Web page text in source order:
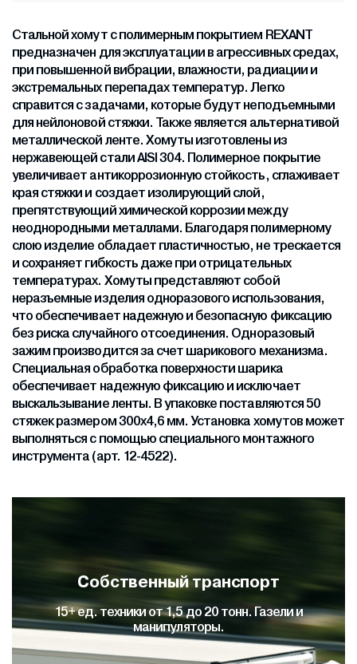
Стальной хомут с полимерным покрытием REXANT
предназначен для эксплуатации в агрессивных средах,
при повышенной вибрации, влажности, радиации и
экстремальных перепадах температур. Легко
справится с задачами, которые будут неподъемными
для нейлоновой стяжки. Также является альтернативой
металлической ленте. Хомуты изготовлены из
нержавеющей стали AISI 304. Полимерное покрытие
увеличивает антикоррозионную стойкость, сглаживает
края стяжки и создает изолирующий слой,
препятствующий химической коррозии между
неоднородными металлами. Благодаря полимерному
слою изделие обладает пластичностью, не трескается
и сохраняет гибкость даже при отрицательных
температурах. Хомуты представляют собой
неразъемные изделия одноразового использования,
что обеспечивает надежную и безопасную фиксацию
без риска случайного отсоединения. Одноразовый
зажим производится за счет шарикового механизма.
Специальная обработка поверхности шарика
обеспечивает надежную фиксацию и исключает
выскальзывание ленты. В упаковке поставляются 50
стяжек размером 300x4,6 мм. Установка хомутов может
выполняться с помощью специального монтажного
инструмента (арт. 12-4522).
Собственный транспорт
15+ ед. техники от 1,5 до 20 тонн. Газели и
манипуляторы.